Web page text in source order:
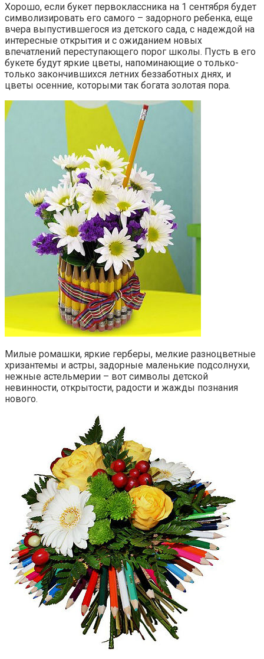
Хорошо, если букет первоклассника на 1 сентября будет
символизировать его самого – задорного ребенка, еще
вчера выпустившегося из детского сада, с надеждой на
интересные открытия и с ожиданием новых
впечатлений переступающего порог школы. Пусть в его
букете будут яркие цветы, напоминающие о только-
только закончившихся летних беззаботных днях, и
цветы осенние, которыми так богата золотая пора.
Милые ромашки, яркие герберы, мелкие разноцветные
хризантемы и астры, задорные маленькие подсолнухи,
нежные астельмерии – вот символы детской
невинности, открытости, радости и жажды познания
нового.